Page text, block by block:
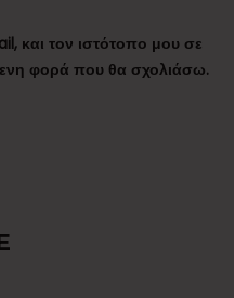
και τον ιστότοπο μου σε
φορά που θα σχολιάσω.